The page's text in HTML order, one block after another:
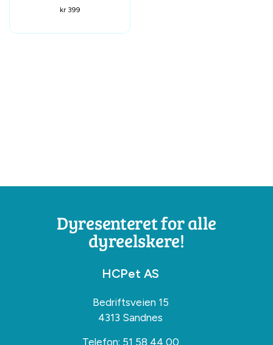
kr399
Dyresenteret for alle
dyreelskere!
HCPet AS
Bedriftsveien 15
4313 Sandnes
Telefon: 51 58 44 00